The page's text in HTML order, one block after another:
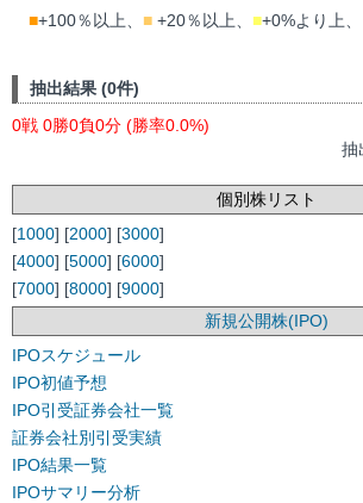
■+100％以上、 ■ +20％以上、 ■+0%より上、
抽出結果 (0件)
0戦 0勝0負0分 (勝率0.0%)
抽
個別株リスト
[1000] [2000] [3000]
[4000] [5000] [6000]
[7000] [8000] [9000]
新規公開株(IPO)
IPOスケジュール
IPO初値予想
IPO引受証券会社一覧
証券会社別引受実績
IPO結果一覧
IPOサマリー分析